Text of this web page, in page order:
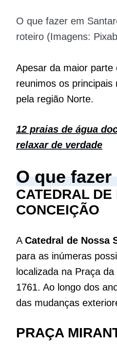
O que fazer em
roteiro (Imagens:
Apesar da maior
reunimos os
pela região Norte.
12 praias de água
relaxar de verdade
O que
CATEDRAL
CONCEIÇÃO
A Catedral de Nossa
para as inúmeras
localizada na Praça
1761. Ao longo dos
das mudanças
PRAÇA